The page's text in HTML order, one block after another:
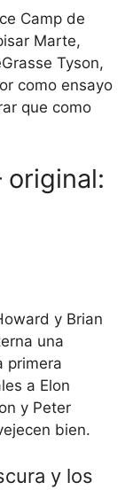
Camp de
Marte,
Tyson,
como ensayo
que como
y Brian
una
primera
a Elon
y Peter
bien.
y los